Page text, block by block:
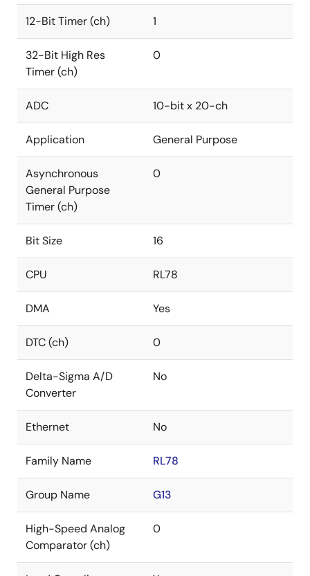
12-Bit Timer (ch) 1
32-Bit High Res
Timer (ch)
0
ADC 10-bit x 20-ch
Application General Purpose
Asynchronous
General Purpose
Timer (ch)
0
Bit Size 16
CPU RL78
DMA Yes
DTC (ch) 0
Delta-Sigma A/D
Converter
No
Ethernet No
Family Name RL78
Group Name G13
High-Speed Analog
Comparator (ch)
0